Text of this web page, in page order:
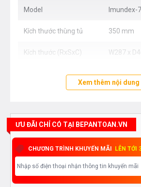
Model Imundex-
Kích thước thùng tủ 350 mm
Kích thước (RxSxC) W287 x
Xem thêm nội dung
ƯU ĐÃI CHỈ CÓ TẠI BEPANTOAN.VN
CHƯƠNG TRÌNH KHUYẾN MÃI LÊN TỚI